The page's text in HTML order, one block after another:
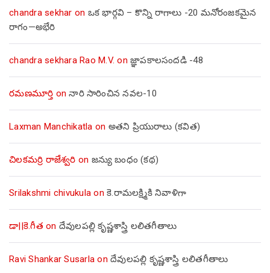
chandra sekhar on ఒక భార్గవి – కొన్ని రాగాలు -20 మనోరంజకమైన
రాగం—అభేరి
chandra sekhara Rao M.V. on జ్ఞాపకాలసందడి -48
రమణమూర్తి onనారి సారించిన నవల-10
Laxman Manchikatla on అతని ప్రియురాలు (కవిత)
చిలకమర్రి రాజేశ్వరి on జన్యు బంధం (కథ)
Srilakshmi chivukula on కె.రామలక్ష్మికి నివాళిగా
డా||కె.గీత on దేవులపల్లి కృష్ణశాస్త్రి లలితగీతాలు
Ravi Shankar Susarla on దేవులపల్లి కృష్ణశాస్త్రి లలితగీతాలు